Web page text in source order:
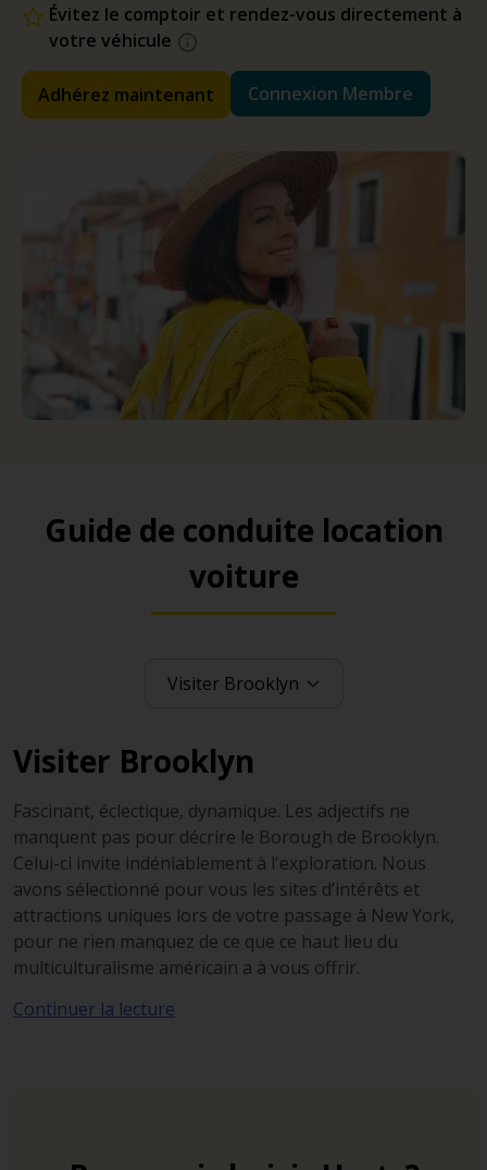
Évitez le comptoir et rendez-vous directement à
votre véhicule
Adhérez maintenant Connexion Membre
Guide de conduite location
voiture
Visiter Brooklyn
Fascinant, éclectique, dynamique. Les adjectifs ne
manquent pas pour décrire le Borough de Brooklyn.
Celui-ci invite indéniablement à l'exploration. Nous
avons sélectionné pour vous les sites d’intérêts et
attractions uniques lors de votre passage à New York,
pour ne rien manquez de ce que ce haut lieu du
multiculturalisme américain a à vous offrir.
Downtown
majestueuse sur la skyline de la Big Apple.
Continuer la lecture